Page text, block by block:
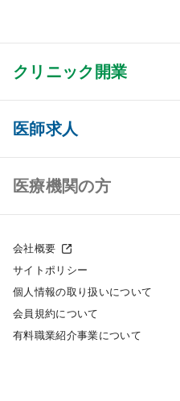
クリニック開業
クリニック開業 TOP
クリニック物件検索
クリニックの開業スタイル
クリニック開業までの流れ
開業支援事例
医師求人
医師求人 TOP
常勤求人検索
非常勤求人検索
スポット求人検索
医療機関の方
採用をお考えの医療機関の方
会社概要
サイトポリシー
個人情報の取り扱いについて
会員規約について
有料職業紹介事業について